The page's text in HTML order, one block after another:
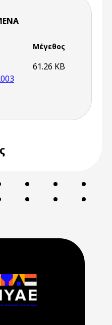
Μέγεθος
61.26 KB